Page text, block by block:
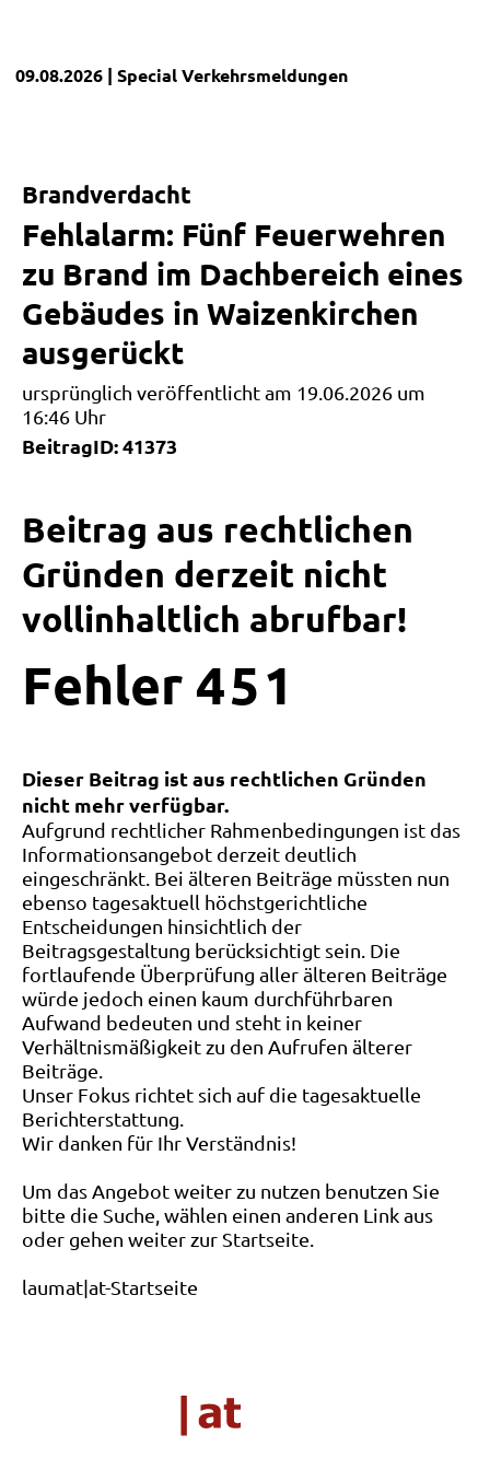
09.08.2026 | SpecialVerkehrsmeldungen
Brandverdacht
Fehlalarm: Fünf Feuerwehren
zu Brand im Dachbereich eines
Gebäudes in Waizenkirchen
ausgerückt
ursprünglich veröffentlicht am 19.06.2026 um
16:46 Uhr
BeitragID: 41373
Beitrag aus rechtlichen
Gründen derzeit nicht
vollinhaltlich abrufbar!
Fehler 4 5 1
Dieser Beitrag ist aus rechtlichen Gründen
nicht mehr verfügbar.
Aufgrund rechtlicher Rahmenbedingungen ist das
Informationsangebot derzeit deutlich
eingeschränkt. Bei älteren Beiträge müssten nun
ebenso tagesaktuell höchstgerichtliche
Entscheidungen hinsichtlich der
Beitragsgestaltung berücksichtigt sein. Die
fortlaufende Überprüfung aller älteren Beiträge
würde jedoch einen kaum durchführbaren
Aufwand bedeuten und steht in keiner
Verhältnismäßigkeit zu den Aufrufen älterer
Beiträge.
Unser Fokus richtet sich auf die tagesaktuelle
Berichterstattung.
Wir danken für Ihr Verständnis!
Um das Angebot weiter zu nutzen benutzen Sie
bitte die Suche, wählen einen anderen Link aus
oder gehen weiter zur Startseite.
laumat|at-Startseite